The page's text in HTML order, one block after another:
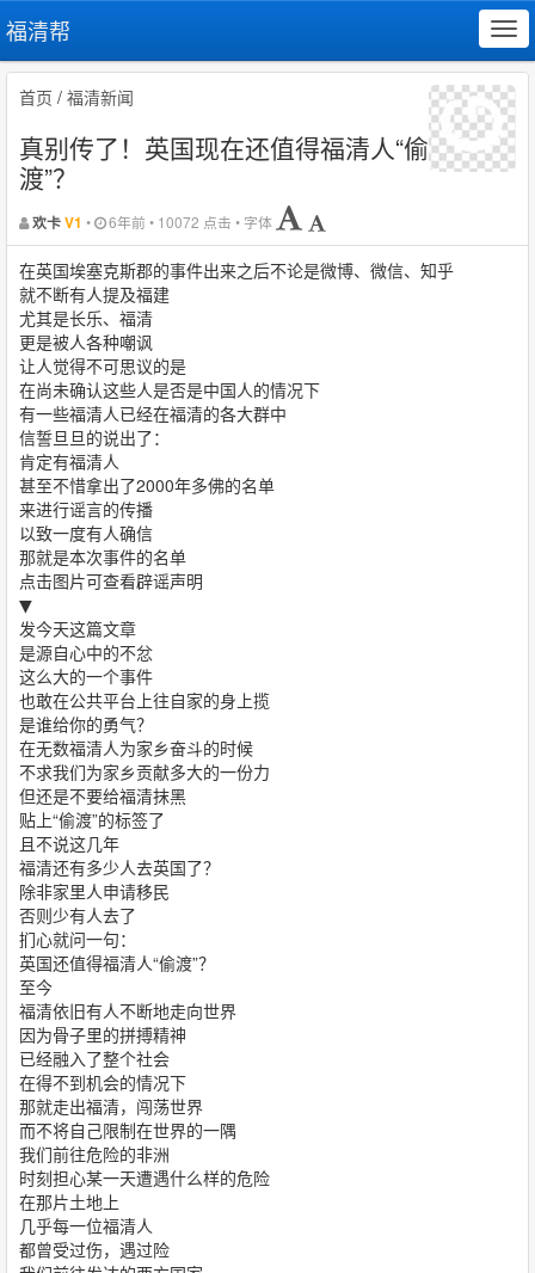
福清帮
首页 / 福清新闻
真别传了！英国现在还值得福清人“偷
渡”？
欢卡V1 • 6年前 • 10072 点击 • 字体
在英国埃塞克斯郡的事件出来之后不论是微博、微信、知乎
就不断有人提及福建
尤其是长乐、福清
更是被人各种嘲讽
让人觉得不可思议的是
在尚未确认这些人是否是中国人的情况下
有一些福清人已经在福清的各大群中
信誓旦旦的说出了：
肯定有福清人
甚至不惜拿出了2000年多佛的名单
来进行谣言的传播
以致一度有人确信
那就是本次事件的名单
点击图片可查看辟谣声明
▼
发今天这篇文章
是源自心中的不忿
这么大的一个事件
也敢在公共平台上往自家的身上揽
是谁给你的勇气？
在无数福清人为家乡奋斗的时候
不求我们为家乡贡献多大的一份力
但还是不要给福清抹黑
贴上“偷渡”的标签了
且不说这几年
福清还有多少人去英国了？
除非家里人申请移民
否则少有人去了
扪心就问一句：
英国还值得福清人“偷渡”？
至今
福清依旧有人不断地走向世界
因为骨子里的拼搏精神
已经融入了整个社会
在得不到机会的情况下
那就走出福清，闯荡世界
而不将自己限制在世界的一隅
我们前往危险的非洲
时刻担心某一天遭遇什么样的危险
在那片土地上
几乎每一位福清人
都曾受过伤，遇过险